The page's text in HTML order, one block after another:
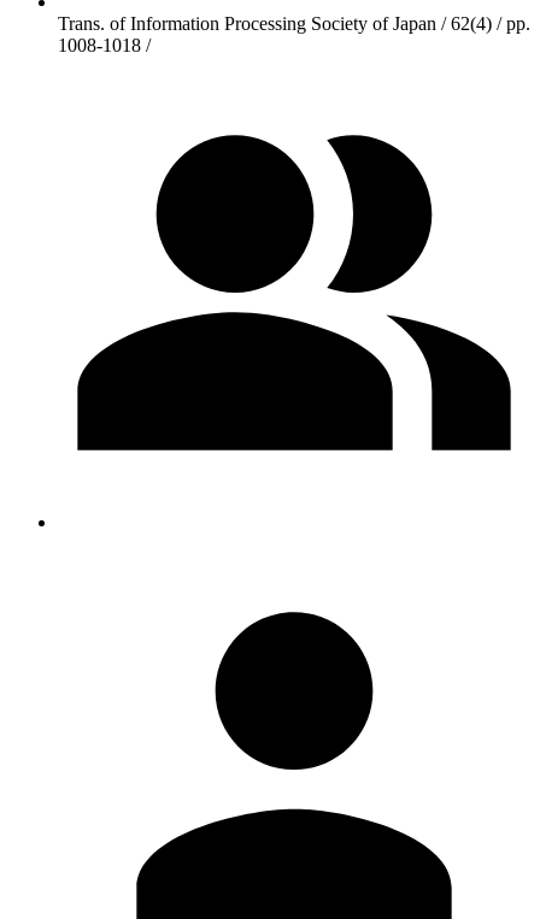
Trans. of Information Processing Society of Japan / 62(4) / pp.
1008-1018 /